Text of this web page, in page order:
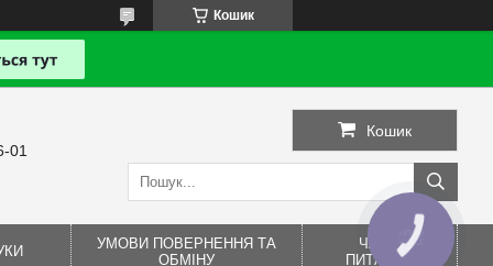
Кошик
01
Кошик
УМОВИ ПОВЕРНЕННЯ ТА
ОБМІНУ
ЧАСТІ
ПИТАННЯ
КНОПКА
ЗВ'ЯЗКУ